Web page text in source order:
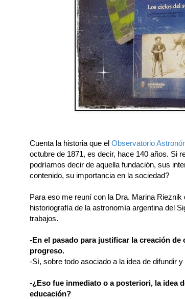
Cuenta la historia que el Observatorio
octubre de 1871, es decir, hace 140 años. Si
podríamos decir de aquella fundación, sus
contenido, su importancia en la sociedad?
Para eso me reuní con la Dra. Marina
historiografía de la astronomía argentina del
trabajos.
-En el pasado para justificar la creación de
progreso.
-Sí, sobre todo asociado a la idea de difundir
-¿Eso fue inmediato o a posteriori, la idea
educación?